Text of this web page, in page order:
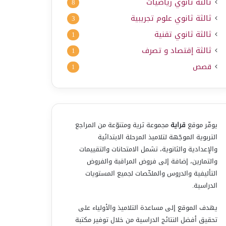
8
ثالثة ثانوي علوم تجريبية 3
ثالثة ثانوي تقنية 1
ثالثة إقتصاد و تصرف 1
قصص 1
يوفّر موقع قرايةمجموعة ثرية ومتنوّعة من المراجع
التربوية الموجّهة لتلاميذ المرحلة الابتدائية
والإعدادية والثانوية، تشمل الامتحانات والتقييمات
والتمارين، إضافة إلى فروض المراقبة والفروض
التأليفية والدروس والملخّصات لجميع المستويات
الدراسية.
يهدف الموقع إلى مساعدة التلاميذ والأولياء على
تحقيق أفضل النتائج الدراسية من خلال توفير مكتبة